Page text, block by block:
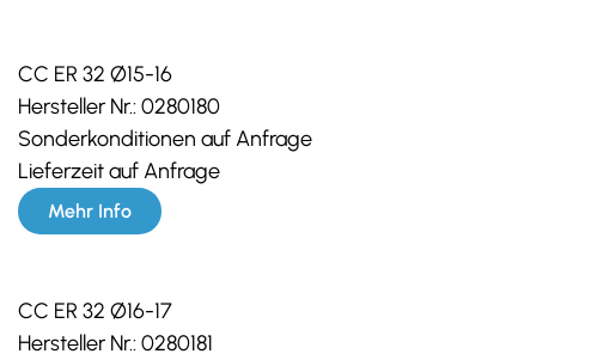
CC ER 32 Ø15-16
Hersteller Nr.: 0280180
Sonderkonditionen auf Anfrage
Lieferzeit auf Anfrage
Mehr Info
CC ER 32 Ø16-17
Hersteller Nr.: 0280181